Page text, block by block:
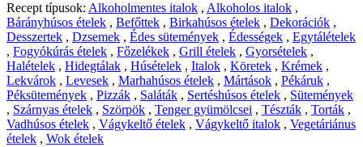
Recept típusok: Alkoholmentes italok , Alkoholos italok ,
Bárányhúsos ételek , Befőttek , Birkahúsos ételek , Dekorációk ,
Desszertek , Dzsemek , Édes sütemények , Édességek , Egytálételek
, Fogyókúrás ételek , Főzelékek , Grill ételek , Gyorsételek ,
Halételek , Hidegtálak , Húsételek , Italok , Köretek , Krémek ,
Lekvárok , Levesek , Marhahúsos ételek , Mártások , Pékáruk ,
Péksütemények , Pizzák , Saláták , Sertéshúsos ételek , Sütemények
, Szárnyas ételek , Szörpök , Tenger gyümölcsei , Tészták , Torták ,
Vadhúsos ételek , Vágykeltő ételek , Vágykeltő italok , Vegetáriánus
ételek , Wok ételek